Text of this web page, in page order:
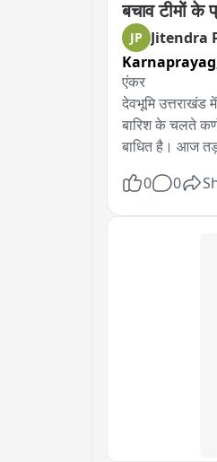
बचाव टीमों के
JP Jitendra
एंकर
देवभूमि उत्तराखंड
बारिश के चलते
बाधित है। आज
पहाड़ी से चट्टान
0 0